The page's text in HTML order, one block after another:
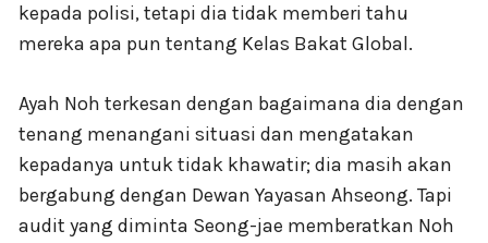
kepada polisi, tetapi dia tidak memberi tahu
mereka apa pun tentang Kelas Bakat Global.
Ayah Noh terkesan dengan bagaimana dia dengan
tenang menangani situasi dan mengatakan
kepadanya untuk tidak khawatir; dia masih akan
bergabung dengan Dewan Yayasan Ahseong. Tapi
audit yang diminta Seong-jae memberatkan Noh